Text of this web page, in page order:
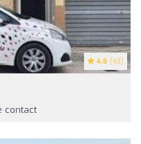
4.6 (43)
contact